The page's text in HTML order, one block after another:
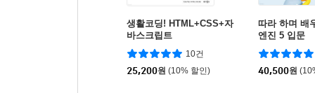
생활코딩! HTML+CSS+자
바스크립트
10건
25,200원 (10% 할인)
따라 하며 배
엔진 5 입문
40,500원